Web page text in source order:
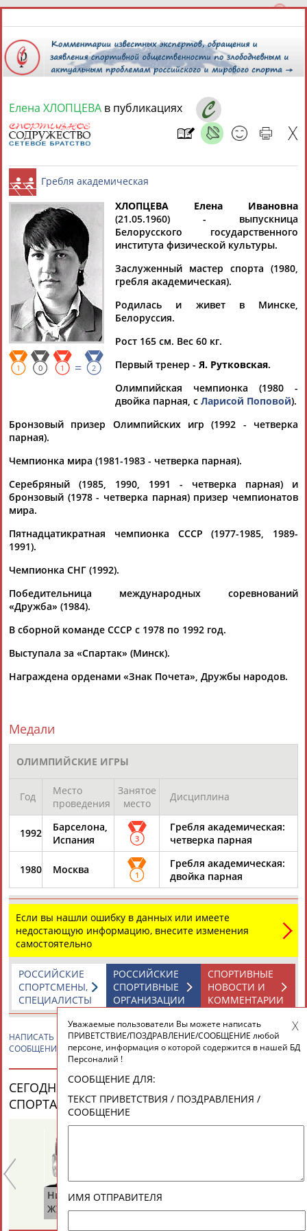
8 августа 2026 года,
СПОРТСМЕНЫ, ТРЕНЕРЫ И СПЕЦИАЛИСТЫ
Найдено: 13181персон Расширенный поиск
Аслаудин
АБАЕВ
Елена
АБАИМОВА
Мария
АБАКУМОВА
Юлия
АБАЛАКИНА
Дмитрий
Тамилла
АБАСОВА
Рамазан
АБАЧАРАЕВ
Ростом
АБАШИДЗЕ
АББАТЕ-
АББЯСОВА
АБДИКАРИМОВААБДРАХМАНОВ
АБДРАХМАНОВ
Рамазан
АБДУЛАЕВ
Тагир
АБДУЛАЕВ
Камиль
Загалав
Камалудин
АБДУЛДАУДОВ
Абдула
АБДУЛЖАЛИЛОВ
Магомед
АБДУЛКАГИРОВ
Назир
АБДУЛЛАЕВ
24 персон из 13181
ЕЩЁ ПЕРСОНЫ
ТАБЛО АКТИВНОСТИ
ЦЕЛИ ПРОЕКТА КОНТАКТЫ
Вопросы сотрудничества и совместной деятельности
Стадион, 1998-2026
Адресов в новостной рассылке: 996
Подпишись
Елена ХЛОПЦЕВА в публикациях
Гребля академическая
1 0 1 = 2
ХЛОПЦЕВА Елена Ивановна
(21.05.1960) - выпускница
Белорусского государственного
института физической культуры.
Заслуженный мастер спорта (1980,
гребля академическая).
Родилась и живет в Минске,
Белоруссия.
Рост 165 см. Вес 60 кг.
Первый тренер - Я. Рутковская.
Олимпийская чемпионка (1980 -
двойка парная, с Ларисой Поповой).
Бронзовый призер Олимпийских игр (1992 - четверка
парная).
Чемпионка мира (1981-1983 - четверка парная).
Серебряный (1985, 1990, 1991 - четверка парная) и
бронзовый (1978 - четверка парная) призер чемпионатов
мира.
Пятнадцатикратная чемпионка СССР (1977-1985, 1989-
1991).
Чемпионка СНГ (1992).
Победительница международных соревнований
«Дружба» (1984).
В сборной команде СССР с 1978 по 1992 год.
Выступала за «Спартак» (Минск).
Награждена орденами «Знак Почета», Дружбы народов.
Медали
ОЛИМПИЙСКИЕ ИГРЫ
Год
Место
проведения
Занятое
место
Дисциплина
1992
Барселона,
Испания
3
Гребля академическая:
четверка парная
1980 Москва 1
Гребля академическая:
двойка парная
Если вы нашли ошибку в данных или имеете
недостающую информацию, внесите изменения
самостоятельно
СПОРТИВНЫЕ
НОВОСТИ И
КОММЕНТАРИИ
РОССИЙСКИЕ
СПОРТИВНЫЕ
ОРГАНИЗАЦИИ
РОССИЙСКИЕ
СПОРТСМЕНЫ,
СПЕЦИАЛИСТЫ
НАПИСАТЬ Елена ХЛОПЦЕВАПРИВЕТСТВИЕ / ПОЗДРАВЛЕНИЕ /
СООБЩЕНИЕ
СЕГОДНЯ ДЕНЬ РОЖДЕНИЯ У ПЕРСОН ИЗ МИРА
СПОРТА (25 ПЕРСОНАЛИЙ)
ВЕСЬ СПИСОК
Николай
ЖУРАВСКИЙ
ХМЫЛЕВ
Уважаемые пользователи Вы можете написать
ПРИВЕТСТВИЕ/ПОЗДРАВЛЕНИЕ/СООБЩЕНИЕ любой
персоне, информация о которой содержится в нашей БД
Персоналий !
СООБЩЕНИЕ ДЛЯ:
ТЕКСТ ПРИВЕТСТВИЯ / ПОЗДРАВЛЕНИЯ /
СООБЩЕНИЕ
ИМЯ ОТПРАВИТЕЛЯ